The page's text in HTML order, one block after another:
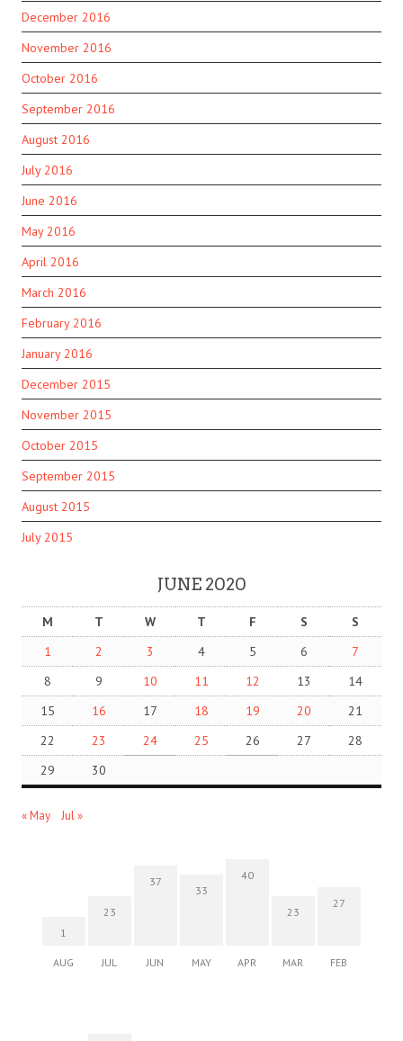
December 2016
November 2016
October 2016
September 2016
August 2016
July 2016
June 2016
May 2016
April 2016
March 2016
February 2016
January 2016
December 2015
November 2015
October 2015
September 2015
August 2015
July 2015
JUNE 2020
M T W T F S
S
1
2 3 4 5 6
7
8
9 10 11 12 13
14
15
16 17 18 19 20
21
22
23 24 25 26 27
28
29
30
« May Jul »
1
AUG
23
JUL
37
JUN
33
MAY
40
APR
23
MAR
27
FEB